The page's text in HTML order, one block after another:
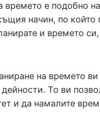
времето е подобно
начин, по който
и времето
на времето
То ви
и да намалите